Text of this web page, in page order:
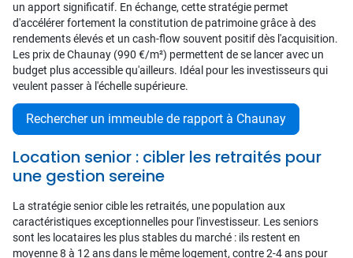
un apport significatif. En échange, cette stratégie permet
d'accélérer fortement la constitution de patrimoine grâce à des
rendements élevés et un cash-flow souvent positif dès l'acquisition.
Les prix de Chaunay (990 €/m²) permettent de se lancer avec un
budget plus accessible qu'ailleurs. Idéal pour les investisseurs qui
veulent passer à l'échelle supérieure.
Rechercher un immeuble de rapport à Chaunay
Location senior : cibler les retraités pour
une gestion sereine
La stratégie senior cible les retraités, une population aux
caractéristiques exceptionnelles pour l'investisseur. Les seniors
sont les locataires les plus stables du marché : ils restent en
moyenne 8 à 12 ans dans le même logement, contre 2-4 ans pour